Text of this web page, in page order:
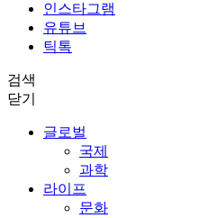
인스타그램
유튜브
틱톡
검색
닫기
글로벌
국제
과학
라이프
문화